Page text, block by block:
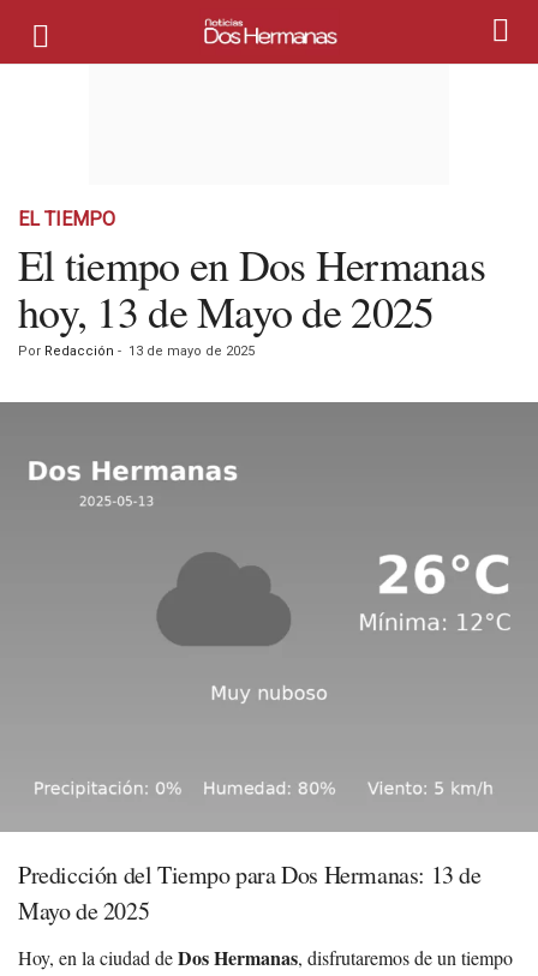
EL TIEMPO
El tiempo en Dos Hermanas
hoy, 13 de Mayo de 2025
Por Redacción - 13 de mayo de 2025
Predicción del Tiempo para Dos Hermanas: 13 de
Mayo de 2025
Hoy, en la ciudad deDos Hermanas, disfrutaremos de un tiempo